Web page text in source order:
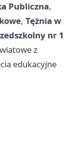
Publiczna,
, Tężnia w
nr 1
z
edukacyjne